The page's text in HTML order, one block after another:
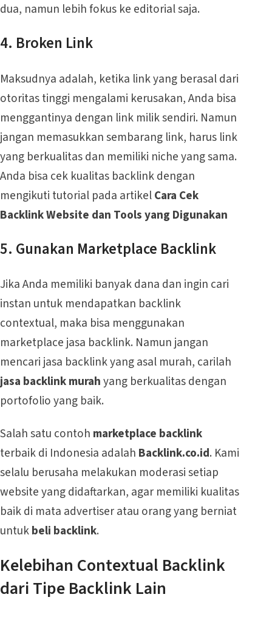
dua, namun lebih fokus ke editorial saja.
4. Broken Link
Maksudnya adalah, ketika link yang berasal dari
otoritas tinggi mengalami kerusakan, Anda bisa
menggantinya dengan link milik sendiri. Namun
jangan memasukkan sembarang link, harus link
yang berkualitas dan memiliki niche yang sama.
Anda bisa cek kualitas backlink dengan
mengikuti tutorial pada artikelCara Cek
Backlink Website dan Tools yang Digunakan
5. Gunakan Marketplace Backlink
Jika Anda memiliki banyak dana dan ingin cari
instan untuk mendapatkan backlink
contextual, maka bisa menggunakan
marketplace jasa backlink. Namun jangan
mencari jasa backlink yang asal murah, carilah
jasa backlink murahyang berkualitas dengan
portofolio yang baik.
Salah satu contoh marketplace backlink
terbaik di Indonesia adalah Backlink.co.id. Kami
selalu berusaha melakukan moderasi setiap
website yang didaftarkan, agar memiliki kualitas
baik di mata advertiser atau orang yang berniat
untukbeli backlink.
Kelebihan Contextual Backlink
dari Tipe Backlink Lain